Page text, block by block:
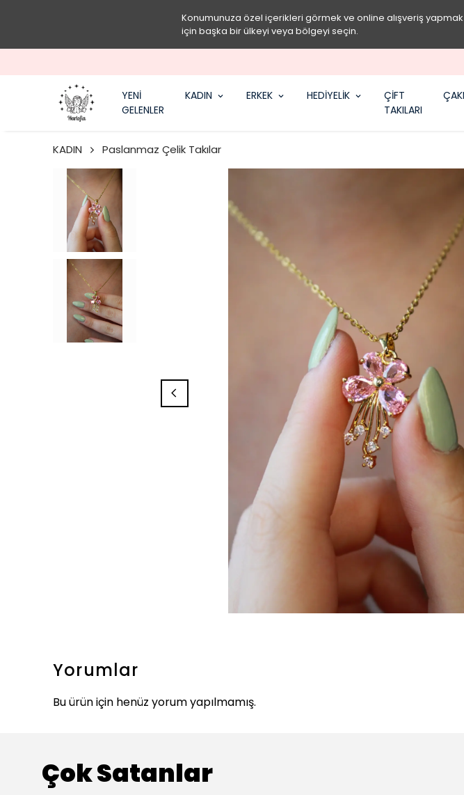
Konumunuza özel içerikleri görmek ve online alışveriş yapmak
için başka bir ülkeyi veya bölgeyi seçin.
SEPETİNE ÖZEL
YENİ
GELENLER
KADIN ERKEK HEDİYELİK
ÇİFT
TAKILARI
KADIN Paslanmaz Çelik Takılar
Yorumlar
Bu ürün için henüz yorum yapılmamış.
Çok Satanlar